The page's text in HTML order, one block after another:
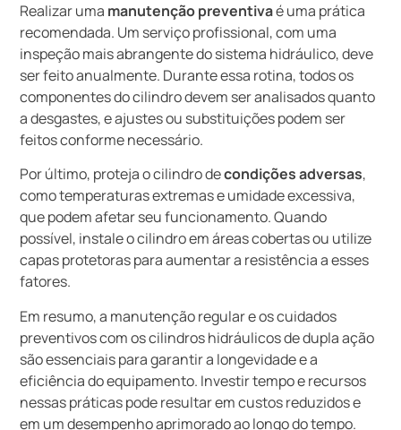
Realizar uma manutenção preventivaé uma prática
recomendada. Um serviço profissional, com uma
inspeção mais abrangente do sistema hidráulico, deve
ser feito anualmente. Durante essa rotina, todos os
componentes do cilindro devem ser analisados quanto
a desgastes, e ajustes ou substituições podem ser
feitos conforme necessário.
Por último, proteja o cilindro decondições adversas,
como temperaturas extremas e umidade excessiva,
que podem afetar seu funcionamento. Quando
possível, instale o cilindro em áreas cobertas ou utilize
capas protetoras para aumentar a resistência a esses
fatores.
Em resumo, a manutenção regular e os cuidados
preventivos com os cilindros hidráulicos de dupla ação
são essenciais para garantir a longevidade e a
eficiência do equipamento. Investir tempo e recursos
nessas práticas pode resultar em custos reduzidos e
em um desempenho aprimorado ao longo do tempo.